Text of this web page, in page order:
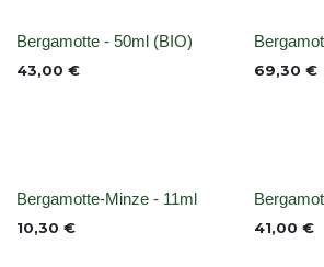
None
Bergamotte - 50ml (BIO)
43,00 € None
69,30 €
None
Bergamotte-Minze - 11ml
10,30 € None
41,00 €